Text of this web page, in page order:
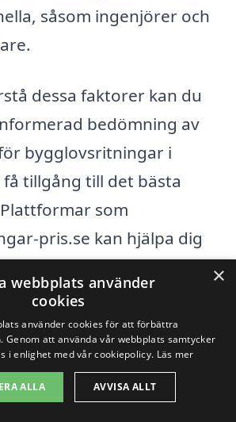
såsom ingenjörer och
dessa faktorer kan du
bedömning av
bygglovsritningar i
få tillgång till det bästa
som
pris.se kan hjälpa dig
från olika företag i ditt
gör det enklare att jämföra
Var noga med att ta
in information och fråga
om deras tidigare
säkerställa att du väljer
×
webbplats använder
cookies
använder cookies för att förbättra
Genom att använda vår webbplats samtycker
i enlighet med vår cookiepolicy. Läs mer
ALLA AVVISA ALLT